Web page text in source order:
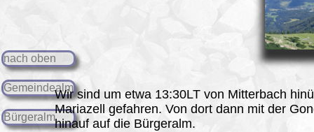
nach oben
Gemeindealm
Bürgeralm
Wir sind um etwa 13:30LT von Mitterbach
Mariazell gefahren. Von dort dann mit der
hinauf auf die Bürgeralm.